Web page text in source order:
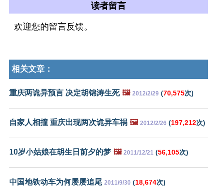
读者留言
欢迎您的留言反馈。
相关文章：
重庆两诡异预言 决定胡锦涛生死 🖼️ 2012/2/29 (70,575次)
自家人相撞 重庆出现两次诡异车祸 🖼️ 2012/2/26 (197,212次)
10岁小姑娘在胡生日前夕的梦 🖼️ 2011/12/21 (56,105次)
中国地铁动车为何屡屡追尾 2011/9/30 (18,674次)